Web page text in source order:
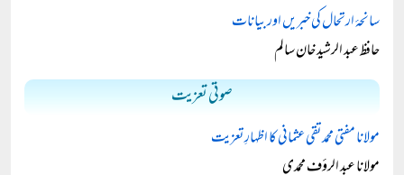
سانحۂ ارتحال کی خبریں اور بیانات
حافظ عبد الرشید خان سالم
صوتی تعزیت
مولانا مفتی محمد تقی عثمانی کا اظہارِ تعزیت
مولانا عبد الرؤف محمدی